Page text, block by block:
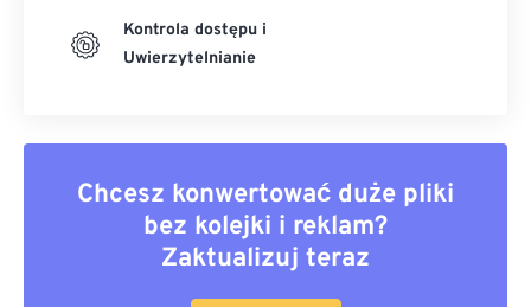
Kontrola dostępu i
Uwierzytelnianie
Chcesz konwertować duże pliki
bez kolejki i reklam?
Zaktualizuj teraz